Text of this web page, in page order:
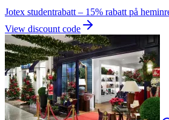
Jotex studentrabatt – 15% rabatt på
View discount code